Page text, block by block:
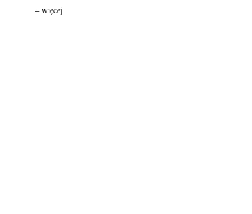
+ więcej